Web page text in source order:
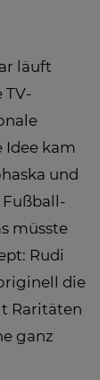
läuft
TV-
Idee kam
und
müsste
Rudi
die
Raritäten
ganz